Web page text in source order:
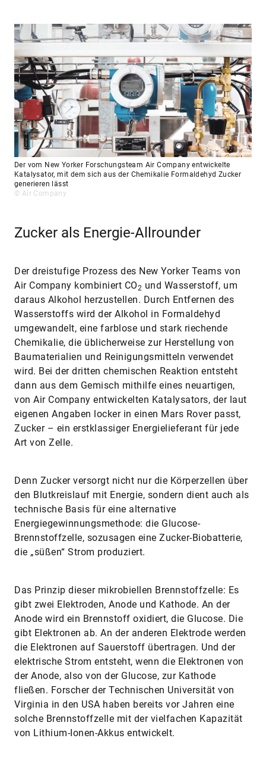
Der vom New Yorker Forschungsteam Air Company entwickelte
Katalysator, mit dem sich aus der Chemikalie Formaldehyd Zucker
generieren lässt
© Air Company
Zucker als Energie-Allrounder
Der dreistufige Prozess des New Yorker Teams von
Air Company kombiniert CO2 und Wasserstoff, um
daraus Alkohol herzustellen. Durch Entfernen des
Wasserstoffs wird der Alkohol in Formaldehyd
umgewandelt, eine farblose und stark riechende
Chemikalie, die üblicherweise zur Herstellung von
Baumaterialien und Reinigungsmitteln verwendet
wird. Bei der dritten chemischen Reaktion entsteht
dann aus dem Gemisch mithilfe eines neuartigen,
von Air Company entwickelten Katalysators, der laut
eigenen Angaben locker in einen Mars Rover passt,
Zucker – ein erstklassiger Energielieferant für jede
Art von Zelle.
Denn Zucker versorgt nicht nur die Körperzellen über
den Blutkreislauf mit Energie, sondern dient auch als
technische Basis für eine alternative
Energiegewinnungsmethode: die Glucose-
Brennstoffzelle, sozusagen eine Zucker-Biobatterie,
die „süßen“ Strom produziert.
Das Prinzip dieser mikrobiellen Brennstoffzelle: Es
gibt zwei Elektroden, Anode und Kathode. An der
Anode wird ein Brennstoff oxidiert, die Glucose. Die
gibt Elektronen ab. An der anderen Elektrode werden
die Elektronen auf Sauerstoff übertragen. Und der
elektrische Strom entsteht, wenn die Elektronen von
der Anode, also von der Glucose, zur Kathode
fließen. Forscher der Technischen Universität von
Virginia in den USA haben bereits vor Jahren eine
solche Brennstoffzelle mit der vielfachen Kapazität
von Lithium-Ionen-Akkus entwickelt.